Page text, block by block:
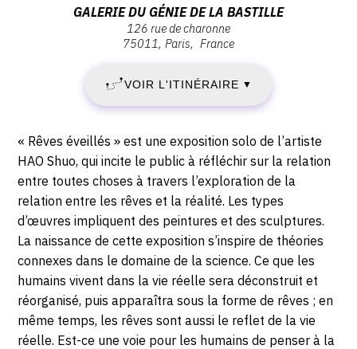
CONTACT
CGU
CGV
SUIVEZ-NOUS
INSTAGRAM
FACEBOOK
TWITTER
PINTEREST
MARDI
31
AOÛT
2021
-
DIMANCHE
5
SEPTEMBRE
2021
Adresse
la
Bastille,
126
rue
de
Charonne,
75011
Paris
GALERIE DU GÉNIE DE LA BASTILLE
126 rue de charonne
75011 Paris France
VOIR L'ITINÉRAIRE ▼
Description,
horaires...
« Rêves éveillés » est une exposition solo de l’artiste
HAO Shuo, qui incite le public à réfléchir sur la relation
entre toutes choses à travers l’exploration de la
relation entre les rêves et la réalité. Les types
d’œuvres impliquent des peintures et des sculptures.
La naissance de cette exposition s’inspire de théories
connexes dans le domaine de la science. Ce que les
humains vivent dans la vie réelle sera déconstruit et
réorganisé, puis apparaîtra sous la forme de rêves ; en
même temps, les rêves sont aussi le reflet de la vie
réelle. Est-ce une voie pour les humains de penser à la